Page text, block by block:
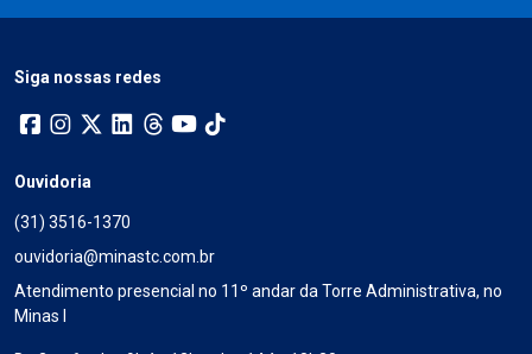
Siga nossas redes
Ouvidoria
(31) 3516-1370
ouvidoria@minastc.com.br
Atendimento presencial no 11º andar da Torre Administrativa, no
Minas I